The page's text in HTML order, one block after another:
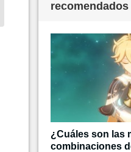
recomendados
¿Cuáles son las
combinaciones